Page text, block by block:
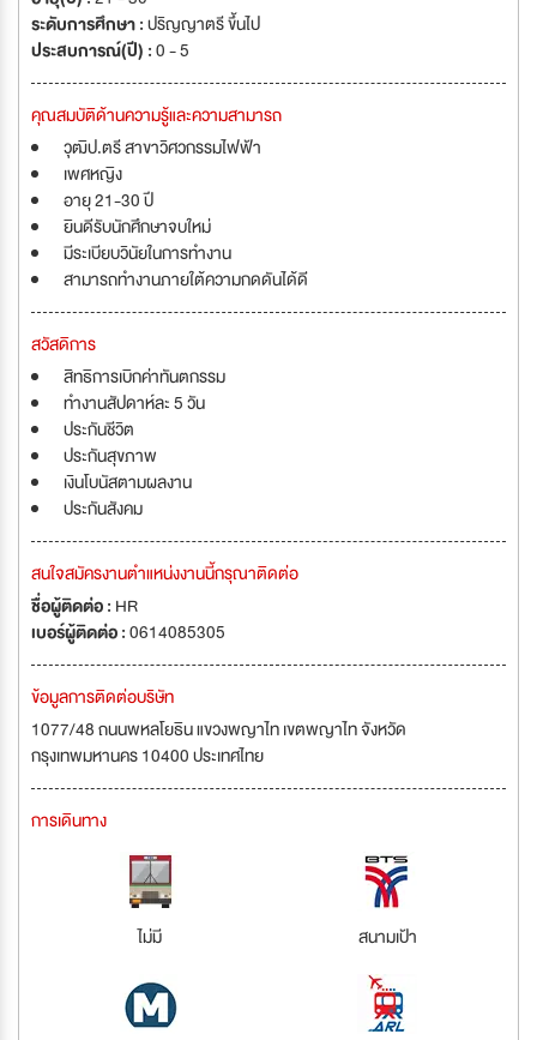
ระดับการศึกษา :ปริญญาตรี ขึ้นไป
ประสบการณ์(ปี) :0 - 5
คุณสมบัติด้านความรู้และความสามารถ
วุฒิป.ตรี สาขาวิศวกรรมไฟฟ้า
เพศหญิง
อายุ 21-30 ปี
ยินดีรับนักศึกษาจบใหม่
มีระเบียบวินัยในการทำงาน
สามารถทำงานภายใต้ความกดดันได้ดี
สวัสดิการ
สิทธิการเบิกค่าทันตกรรม
ทำงานสัปดาห์ละ 5 วัน
ประกันชีวิต
ประกันสุขภาพ
เงินโบนัสตามผลงาน
ประกันสังคม
สนใจสมัครงานตำแหน่งงานนี้กรุณาติดต่อ
ชื่อผู้ติดต่อ : HR
เบอร์ผู้ติดต่อ :0614085305
ข้อมูลการติดต่อบริษัท
1077/48 ถนนพหลโยธิน แขวงพญาไท เขตพญาไท จังหวัด
กรุงเทพมหานคร 10400 ประเทศไทย
การเดินทาง
ไม่มี สนามเป้า